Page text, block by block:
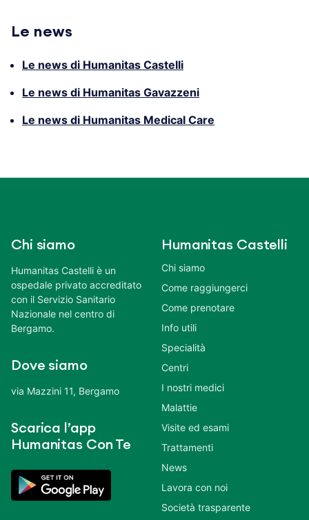
Le news
Le news di Humanitas Castelli
Le news di Humanitas Gavazzeni
Le news di Humanitas Medical Care
Chi siamo
Humanitas Castelli è un
ospedale privato accreditato
con il Servizio Sanitario
Nazionale nel centro di
Bergamo.
Dove siamo
via Mazzini 11, Bergamo
Scarica l’app
Humanitas Con Te
Humanitas Castelli
Chi siamo
Come raggiungerci
Come prenotare
Info utili
Specialità
Centri
I nostri medici
Malattie
Visite ed esami
Trattamenti
News
Lavora con noi
Società trasparente